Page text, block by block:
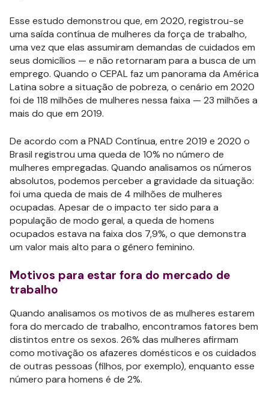
Esse estudo demonstrou que, em 2020, registrou-se
uma saída contínua de mulheres da força de trabalho,
uma vez que elas assumiram demandas de cuidados em
seus domicílios — e não retornaram para a busca de um
emprego. Quando o CEPAL faz um panorama da América
Latina sobre a situação de pobreza, o cenário em 2020
foi de 118 milhões de mulheres nessa faixa — 23 milhões a
mais do que em 2019.
De acordo com a PNAD Contínua, entre 2019 e 2020 o
Brasil registrou uma queda de 10% no número de
mulheres empregadas. Quando analisamos os números
absolutos, podemos perceber a gravidade da situação:
foi uma queda de mais de 4 milhões de mulheres
ocupadas. Apesar de o impacto ter sido para a
população de modo geral, a queda de homens
ocupados estava na faixa dos 7,9%, o que demonstra
um valor mais alto para o gênero feminino.
Motivos para estar fora do mercado de
trabalho
Quando analisamos os motivos de as mulheres estarem
fora do mercado de trabalho, encontramos fatores bem
distintos entre os sexos. 26% das mulheres afirmam
como motivação os afazeres domésticos e os cuidados
de outras pessoas (filhos, por exemplo), enquanto esse
número para homens é de 2%.